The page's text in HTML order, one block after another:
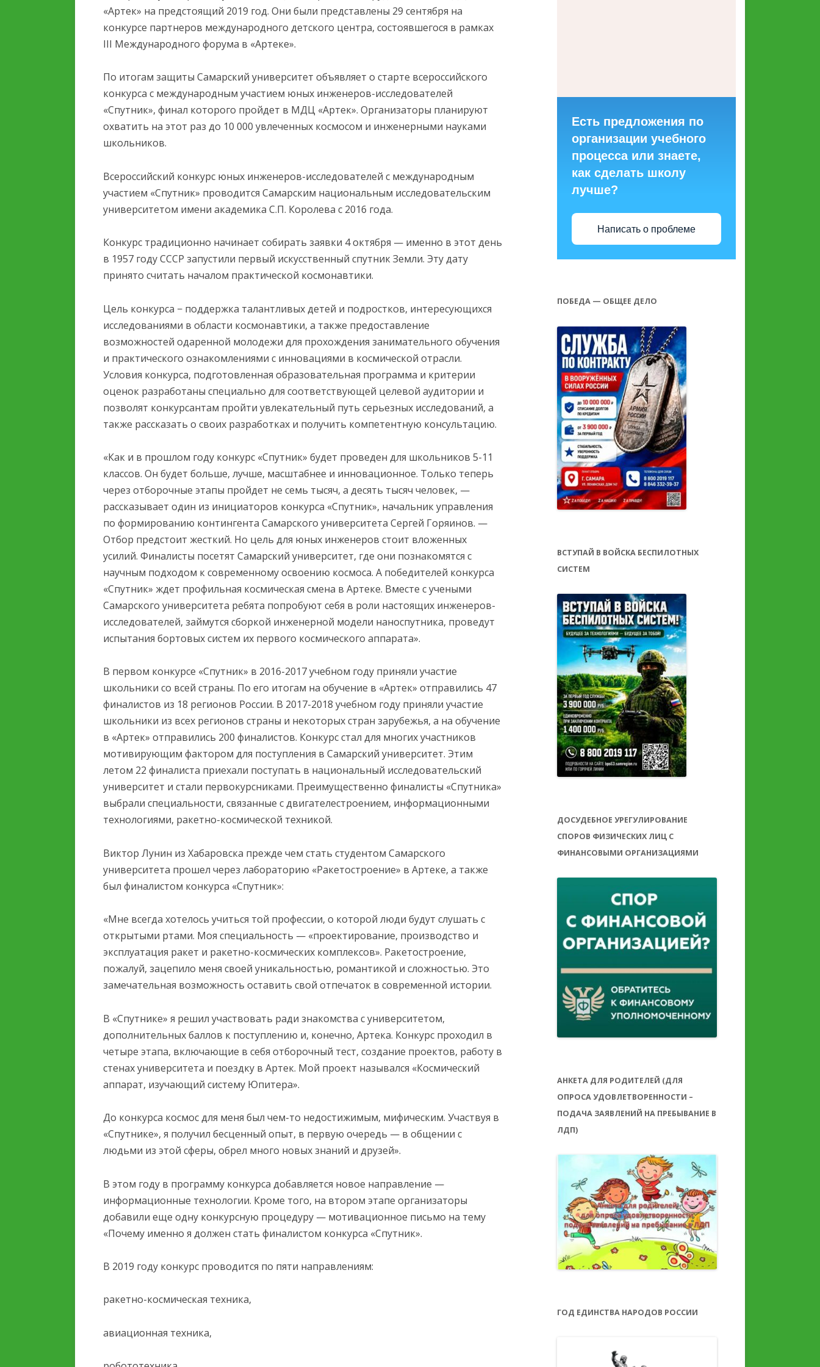
СТРУКТУРНЫЕ
ПОДРАЗДЕЛЕНИЯ
ЭНЕРГОСБЕРЕЖЕНИЕ И
ПОВЫШЕНИЕ
ЭФФЕКТИВНОСТИ
ОБРАЗОВАТЕЛЬНОЙ
ОБРАЗОВАТЕЛЬНЫЕ
«Артек» на предстоящий 2019 год. Они были представлены 29 сентября на
конкурсе партнеров международного детского центра, состоявшегося в рамках
III Международного форума в «Артеке».
По итогам защиты Самарский университет объявляет о старте всероссийского
конкурса с международным участием юных инженеров-исследователей
«Спутник», финал которого пройдет в МДЦ «Артек». Организаторы планируют
охватить на этот раз до 10 000 увлеченных космосом и инженерными науками
школьников.
Всероссийский конкурс юных инженеров-исследователей с международным
участием «Спутник» проводится Самарским национальным исследовательским
университетом имени академика С.П. Королева с 2016 года.
Конкурс традиционно начинает собирать заявки 4 октября — именно в этот день
в 1957 году СССР запустили первый искусственный спутник Земли. Эту дату
принято считать началом практической космонавтики.
Цель конкурса − поддержка талантливых детей и подростков, интересующихся
исследованиями в области космонавтики, а также предоставление
возможностей одаренной молодежи для прохождения занимательного обучения
и практического ознакомлениями с инновациями в космической отрасли.
Условия конкурса, подготовленная образовательная программа и критерии
оценок разработаны специально для соответствующей целевой аудитории и
позволят конкурсантам пройти увлекательный путь серьезных исследований, а
также рассказать о своих разработках и получить компетентную консультацию.
«Как и в прошлом году конкурс «Спутник» будет проведен для школьников 5-11
классов. Он будет больше, лучше, масштабнее и инновационное. Только теперь
через отборочные этапы пройдет не семь тысяч, а десять тысяч человек, —
рассказывает один из инициаторов конкурса «Спутник», начальник управления
по формированию контингента Самарского университета Сергей Горяинов. —
Отбор предстоит жесткий. Но цель для юных инженеров стоит вложенных
усилий. Финалисты посетят Самарский университет, где они познакомятся с
научным подходом к современному освоению космоса. А победителей конкурса
«Спутник» ждет профильная космическая смена в Артеке. Вместе с учеными
Самарского университета ребята попробуют себя в роли настоящих инженеров-
исследователей, займутся сборкой инженерной модели наноспутника, проведут
испытания бортовых систем их первого космического аппарата».
В первом конкурсе «Спутник» в 2016-2017 учебном году приняли участие
школьники со всей страны. По его итогам на обучение в «Артек» отправились 47
финалистов из 18 регионов России. В 2017-2018 учебном году приняли участие
школьники из всех регионов страны и некоторых стран зарубежья, а на обучение
в «Артек» отправились 200 финалистов. Конкурс стал для многих участников
мотивирующим фактором для поступления в Самарский университет. Этим
летом 22 финалиста приехали поступать в национальный исследовательский
университет и стали первокурсниками. Преимущественно финалисты «Спутника»
выбрали специальности, связанные с двигателестроением, информационными
технологиями, ракетно-космической техникой.
Виктор Лунин из Хабаровска прежде чем стать студентом Самарского
университета прошел через лабораторию «Ракетостроение» в Артеке, а также
был финалистом конкурса «Спутник»:
«Мне всегда хотелось учиться той профессии, о которой люди будут слушать с
открытыми ртами. Моя специальность — «проектирование, производство и
эксплуатация ракет и ракетно-космических комплексов». Ракетостроение,
пожалуй, зацепило меня своей уникальностью, романтикой и сложностью. Это
замечательная возможность оставить свой отпечаток в современной истории.
В «Спутнике» я решил участвовать ради знакомства с университетом,
дополнительных баллов к поступлению и, конечно, Артека. Конкурс проходил в
четыре этапа, включающие в себя отборочный тест, создание проектов, работу в
стенах университета и поездку в Артек. Мой проект назывался «Космический
аппарат, изучающий систему Юпитера».
До конкурса космос для меня был чем-то недостижимым, мифическим. Участвуя в
«Спутнике», я получил бесценный опыт, в первую очередь — в общении с
людьми из этой сферы, обрел много новых знаний и друзей».
В этом году в программу конкурса добавляется новое направление —
информационные технологии. Кроме того, на втором этапе организаторы
добавили еще одну конкурсную процедуру — мотивационное письмо на тему
«Почему именно я должен стать финалистом конкурса «Спутник».
В 2019 году конкурс проводится по пяти направлениям:
ракетно-космическая техника,
авиационная техника,
Есть предложения по
организации учебного
процесса или знаете,
как сделать школу
лучше?
Написать о проблеме
ПОБЕДА — ОБЩЕЕ ДЕЛО
ВСТУПАЙ В ВОЙСКА БЕСПИЛОТНЫХ
СИСТЕМ
ДОСУДЕБНОЕ УРЕГУЛИРОВАНИЕ
СПОРОВ ФИЗИЧЕСКИХ ЛИЦ С
ФИНАНСОВЫМИ ОРГАНИЗАЦИЯМИ
АНКЕТА ДЛЯ РОДИТЕЛЕЙ (ДЛЯ
ОПРОСА УДОВЛЕТВОРЕННОСТИ –
ПОДАЧА ЗАЯВЛЕНИЙ НА ПРЕБЫВАНИЕ В
ЛДП)
ГОД ЕДИНСТВА НАРОДОВ РОССИИ